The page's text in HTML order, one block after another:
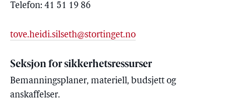
Telefon: 41 51 19 86
tove.heidi.silseth@stortinget.no
Seksjon for sikkerhetsressurser
Bemanningsplaner, materiell, budsjett og
anskaffelser.